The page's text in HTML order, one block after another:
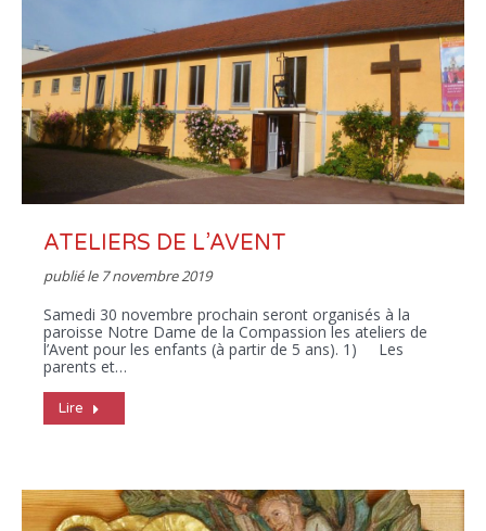
ATELIERS DE L’AVENT
publié le 7 novembre 2019
Samedi 30 novembre prochain seront organisés à la
paroisse Notre Dame de la Compassion les ateliers de
l’Avent pour les enfants (à partir de 5 ans). 1) Les
parents et…
Lire